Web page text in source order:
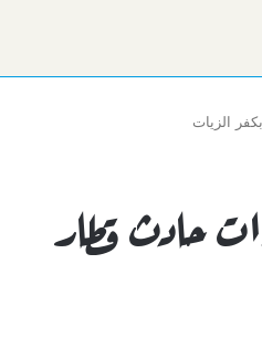
الزيات
حادث قطار